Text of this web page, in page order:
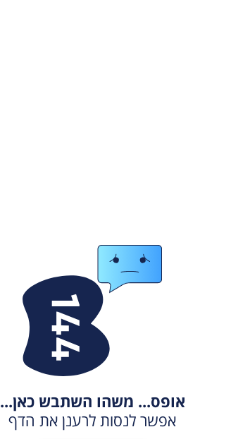
אופס... משהו השתבש כאן...
אפשר לנסות לרענן את הדף